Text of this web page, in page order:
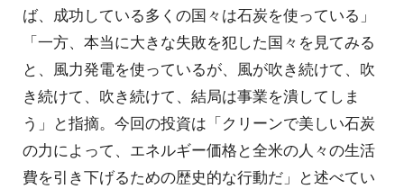
ば、成功している多くの国々は石炭を使っている」
「一方、本当に大きな失敗を犯した国々を見てみる
と、風力発電を使っているが、風が吹き続けて、吹
き続けて、吹き続けて、結局は事業を潰してしま
う」と指摘。今回の投資は「クリーンで美しい石炭
の力によって、エネルギー価格と全米の人々の生活
費を引き下げるための歴史的な行動だ」と述べてい